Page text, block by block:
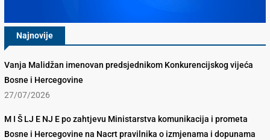
Najnovije
Vanja Malidžan imenovan predsjednikom Konkurencijskog vijeća
Bosne i Hercegovine
27/07/2026
M I Š LJ E NJ E po zahtjevu Ministarstva komunikacija i prometa
Bosne i Hercegovine na Nacrt pravilnika o izmjenama i dopunama